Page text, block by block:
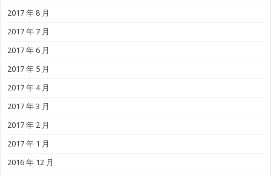
2017 年 8 月
2017 年 7 月
2017 年 6 月
2017 年 5 月
2017 年 4 月
2017 年 3 月
2017 年 2 月
2017 年 1 月
2016 年 12 月